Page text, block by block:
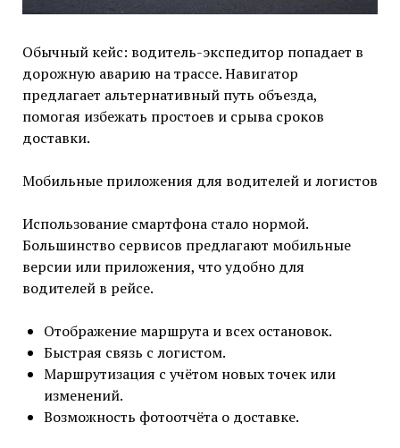
Обычный кейс: водитель-экспедитор попадает в
дорожную аварию на трассе. Навигатор
предлагает альтернативный путь объезда,
помогая избежать простоев и срыва сроков
доставки.
Мобильные приложения для водителей и логистов
Использование смартфона стало нормой.
Большинство сервисов предлагают мобильные
версии или приложения, что удобно для
водителей в рейсе.
Отображение маршрута и всех остановок.
Быстрая связь с логистом.
Маршрутизация с учётом новых точек или
изменений.
Возможность фотоотчёта о доставке.